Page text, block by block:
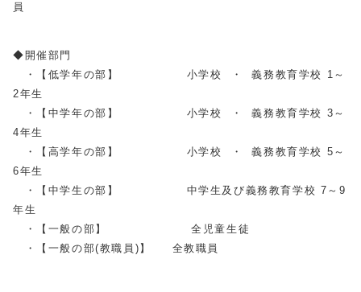
員
◆開催部門
・【低学年の部】 小学校 ・ 義務教育学校 1～
2年生
・【中学年の部】 小学校 ・ 義務教育学校 3～
4年生
・【高学年の部】 小学校 ・ 義務教育学校 5～
6年生
・【中学生の部】 中学生及び義務教育学校 7～9
年生
・【一般の部】 全児童生徒
・【一般の部(教職員)】 全教職員